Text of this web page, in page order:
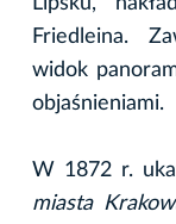
Friedleina.
widok
objaśnieniami.
W 1872 r.
miasta